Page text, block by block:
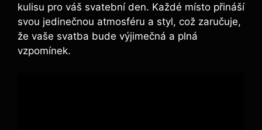
kulisu pro váš svatební den. Každé místo přináší
svou jedinečnou atmosféru a styl, což zaručuje,
že vaše svatba bude výjimečná a plná
vzpomínek.